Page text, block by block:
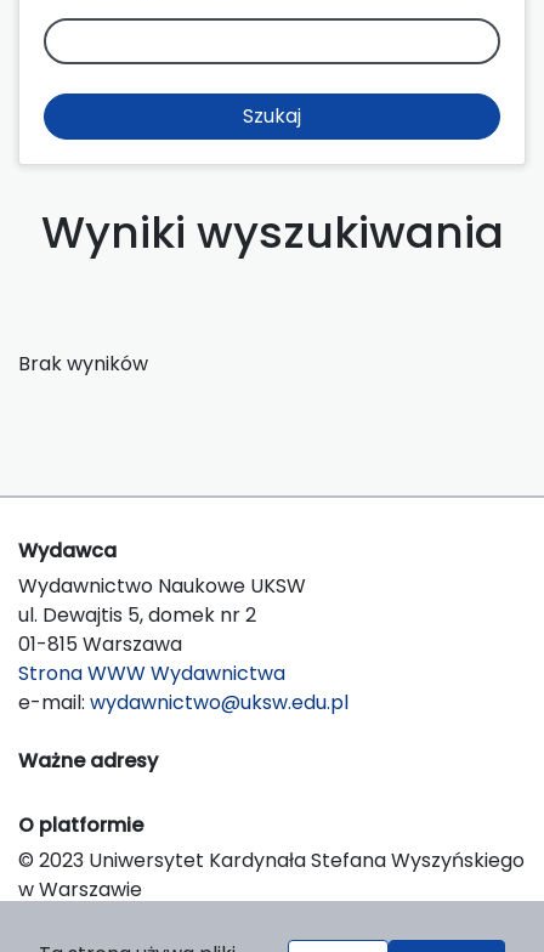
Szukaj
Wyniki wyszukiwania
Brak wyników
Wydawca
Wydawnictwo Naukowe UKSW
ul. Dewajtis 5, domek nr 2
01-815 Warszawa
Strona WWW Wydawnictwa
e-mail: wydawnictwo@uksw.edu.pl
Ważne adresy
O platformie
© 2023 Uniwersytet Kardynała Stefana Wyszyńskiego
w Warszawie